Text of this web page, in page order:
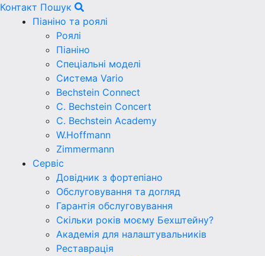
Контакт Пошук
Піаніно та роялі
Роялі
Піаніно
Спеціальні моделі
Система Vario
Bechstein Connect
C. Bechstein Concert
C. Bechstein Academy
W.Hoffmann
Zimmermann
Сервіс
Довідник з фортепіано
Обслуговування та догляд
Гарантія обслуговування
Скільки років моєму Бехштейну?
Академія для налаштувальників
Реставрація